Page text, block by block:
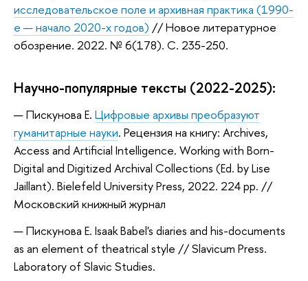
исследовательское поле и архивная практика (1990-
е — начало 2020-х годов) // Новое литературное
обозрение. 2022. № 6(178). С. 235-250.
Научно-популярные тексты (2022-2025):
Пискунова Е. Цифровые архивы преобразуют
гуманитарные науки. Рецензия на книгу: Archives,
Access and Artificial Intelligence. Working with Born-
Digital and Digitized Archival Collections (Ed. by Lise
Jaillant). Bielefeld University Press, 2022. 224 pp. //
Московский книжный журнал
Пискунова Е. Isaak Babel's diaries and his-documents
as an element of theatrical style // Slavicum Press.
Laboratory of Slavic Studies.